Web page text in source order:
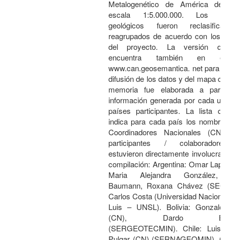
Metalogenético de América
escala 1:5.000.000. Los
geológicos fueron
reagrupados de acuerdo con los
del proyecto. La versión
encuentra también en
www.can.geosemantica. net para
difusión de los datos y del mapa
memoria fue elaborada a
información generada por cada
países participantes. La lista
indica para cada país los
Coordinadores Nacionales
participantes /
estuvieron directamente
compilación: Argentina: Omar
Maria Alejandra González,
Baumann, Roxana Chávez
Carlos Costa (Universidad
Luis – UNSL). Bolivia: Gonzalo
(CN), Dardo
(SERGEOTECMIN). Chile: Luis